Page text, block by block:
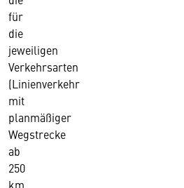
für
die
jeweiligen
Verkehrsarten
(Linienverkehr
mit
planmäßiger
Wegstrecke
ab
250
km,